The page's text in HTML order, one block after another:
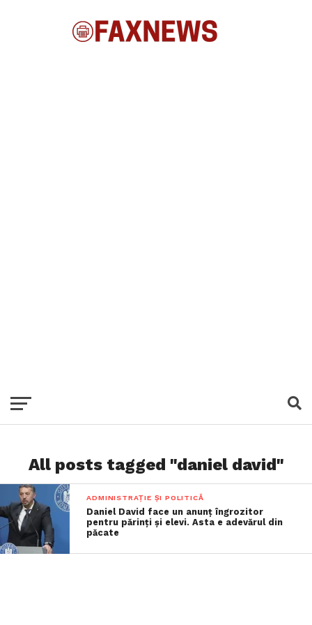
All posts tagged "daniel david"
ADMINISTRAȚIE ȘI POLITICĂ
Daniel David face un anunț îngrozitor
pentru părinți și elevi. Asta e adevărul din
păcate